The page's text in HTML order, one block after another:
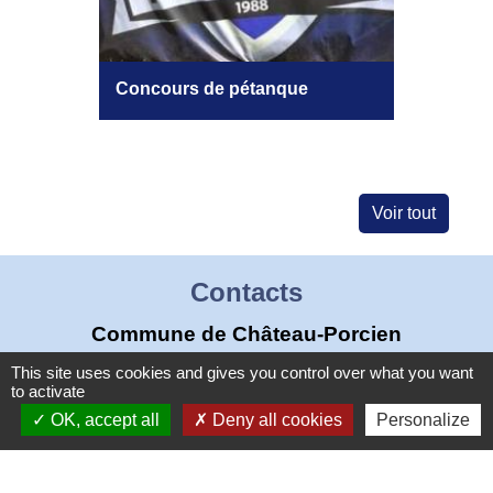
Concours de pétanque
Voir tout
Contacts
Commune de Château-Porcien
Place de l'Hôtel de Ville
08360 Château-Porcien - FRANCE
+33 3 24 72 80 95
This site uses cookies and gives you control over what you want
to activate
OK, accept all
Deny all cookies Personalize